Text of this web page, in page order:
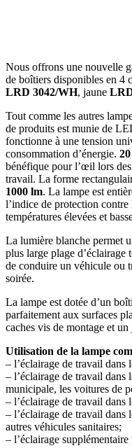
Nous offrons une nouvelle
de boîtiers disponibles en 4
LRD 3042/WH, jaune
Tout comme les autres
de produits est munie de
fonctionne à une tension
consommation d’énergie. 20
bénéfique pour l’œil lors
travail. La forme
1000 lm. La lampe est
l’indice de protection contre
températures élevées et
La lumière blanche permet
plus large plage
de conduire un véhicule ou
soirée.
La lampe est dotée d’un
parfaitement aux surfaces
caches vis de montage et
Utilisation de la lampe
– l’éclairage de travail dans
– l’éclairage de travail dans
municipale, les voitures de
– l’éclairage de travail dans
– l’éclairage de travail
autres véhicules sanitaires;
– l’éclairage